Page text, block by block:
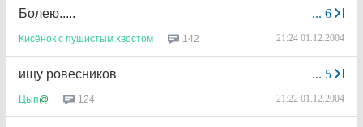
... 6
Болею.....
Кисёнок с пушистым хвостом 142 21:24 01.12.2004
... 5
ищу ровесников
Цып@ 124 21:22 01.12.2004